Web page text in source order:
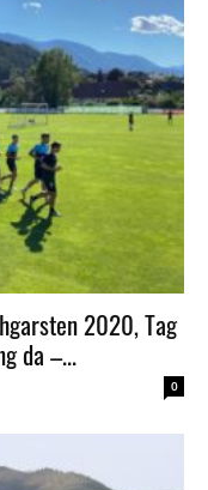
2020, Tag
da –...
0